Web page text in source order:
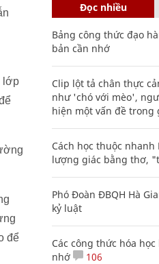
lớp
để
Đọc nhiều
Bảng công thức đạo
bản cần nhớ
Clip lột tả chân thực
như 'chó với mèo',
hiện một vấn đề trong
Cách học thuộc nhanh
lượng giác bằng thơ,
Phó Đoàn ĐBQH Hà
kỷ luật
Các công thức hóa
nhớ
106